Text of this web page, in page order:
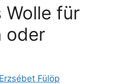
Wolle für
oder
Erzsébet Fülöp